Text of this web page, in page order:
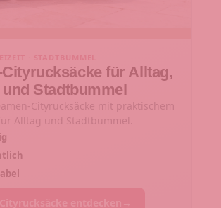
Cityrucksäcke für Alltag,
Stadtbummel
Cityrucksäcke mit praktischem
Alltag und Stadtbummel.